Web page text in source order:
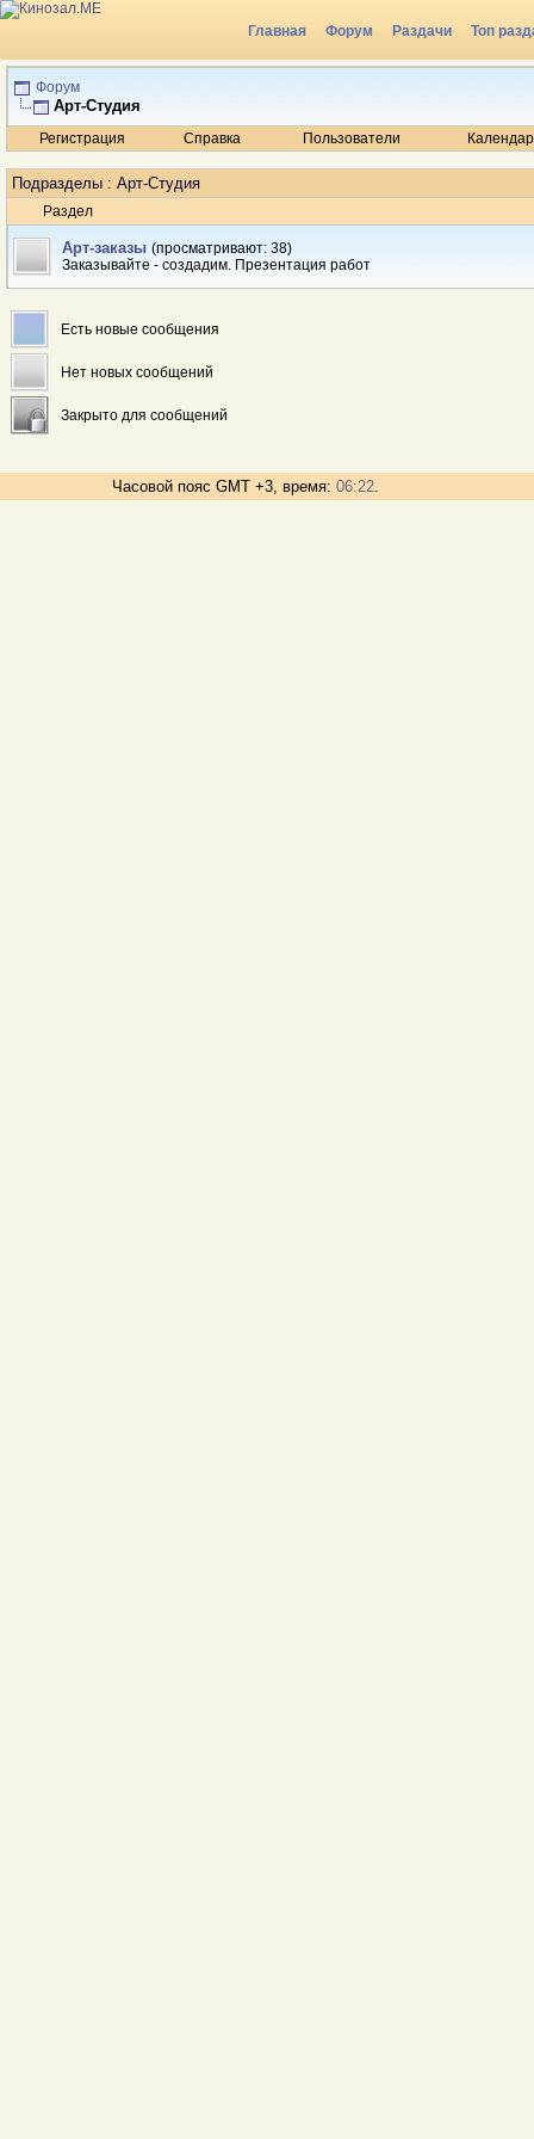
Главная Форум Раздачи Топ
Радио
Форум
Арт-Студия
Регистрация Справка Пользователи
Подразделы : Арт-Студия
Раздел
Арт-заказы (просматривают: 38)
Заказывайте - создадим. Презентация работ
Есть новые сообщения
Нет новых сообщений
Закрыто для сообщений
Часовой пояс GMT +3, время: 06:22.